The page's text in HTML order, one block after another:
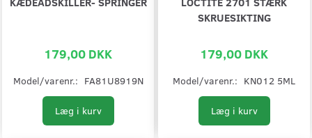
179,00 DKK
Model/varenr.: FA81U8919N
Læg i kurv
SKRUESIKTING
179,00 DKK
Model/varenr.: KN012 5ML
Læg i kurv